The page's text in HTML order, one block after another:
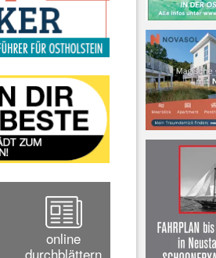
online
durchblättern